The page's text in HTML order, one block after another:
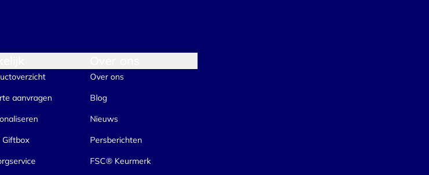
aanvragen
Giftbox
Over ons
Blog
Nieuws
Persberichten
FSC® Keurmerk